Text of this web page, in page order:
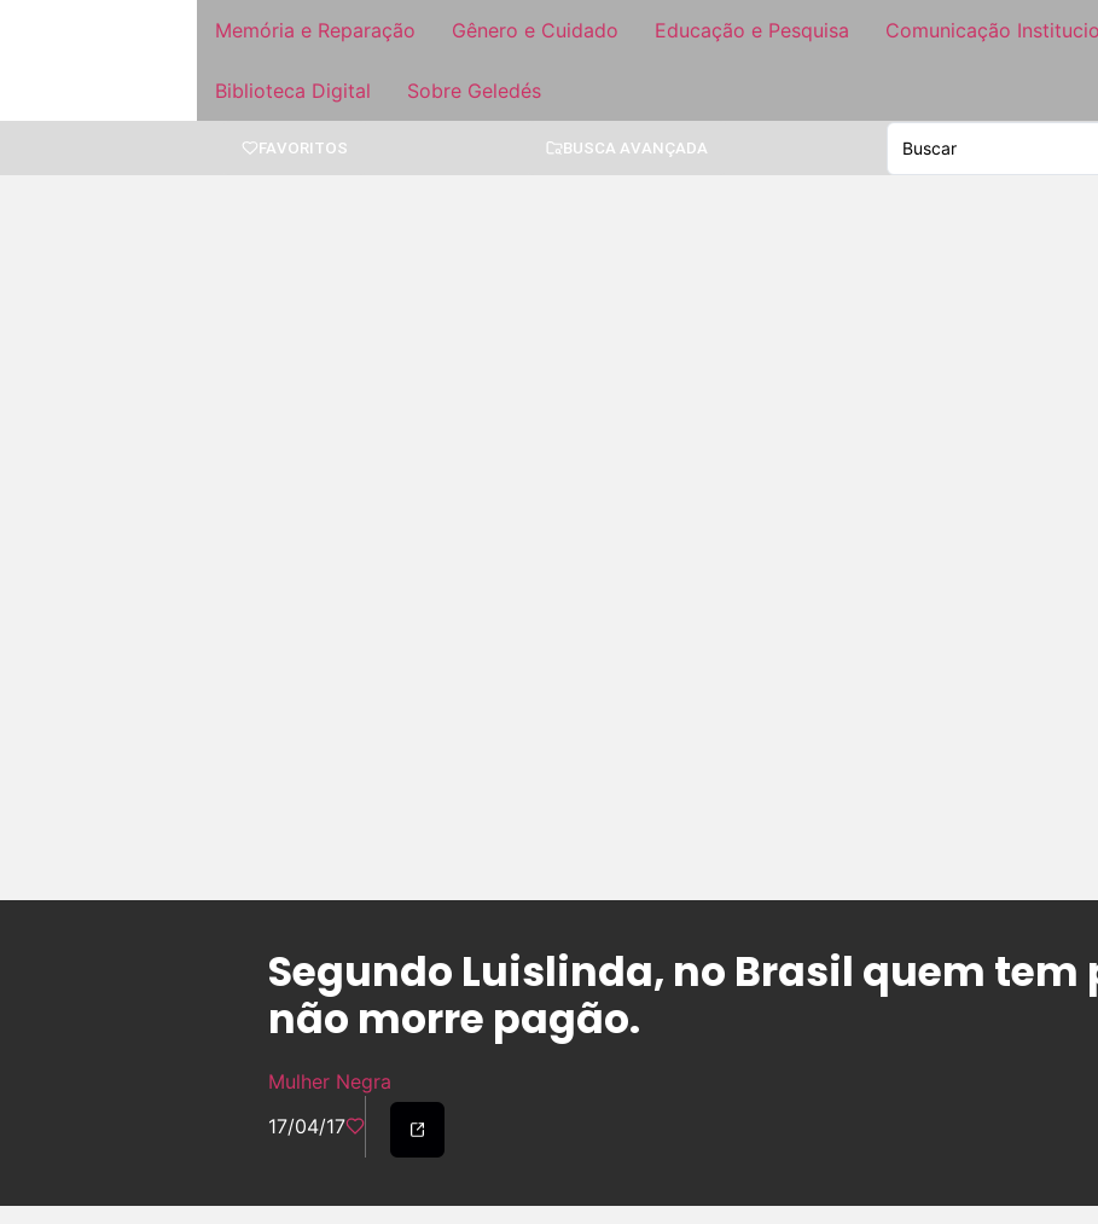
Memória e Reparação Gênero e Cuidado Educação e Pesquisa Comunicação
Biblioteca Digital Sobre Geledés
FAVORITOS BUSCA AVANÇADA
Segundo Luislinda, no Brasil quem
não morre pagão.
Mulher Negra
17/04/17